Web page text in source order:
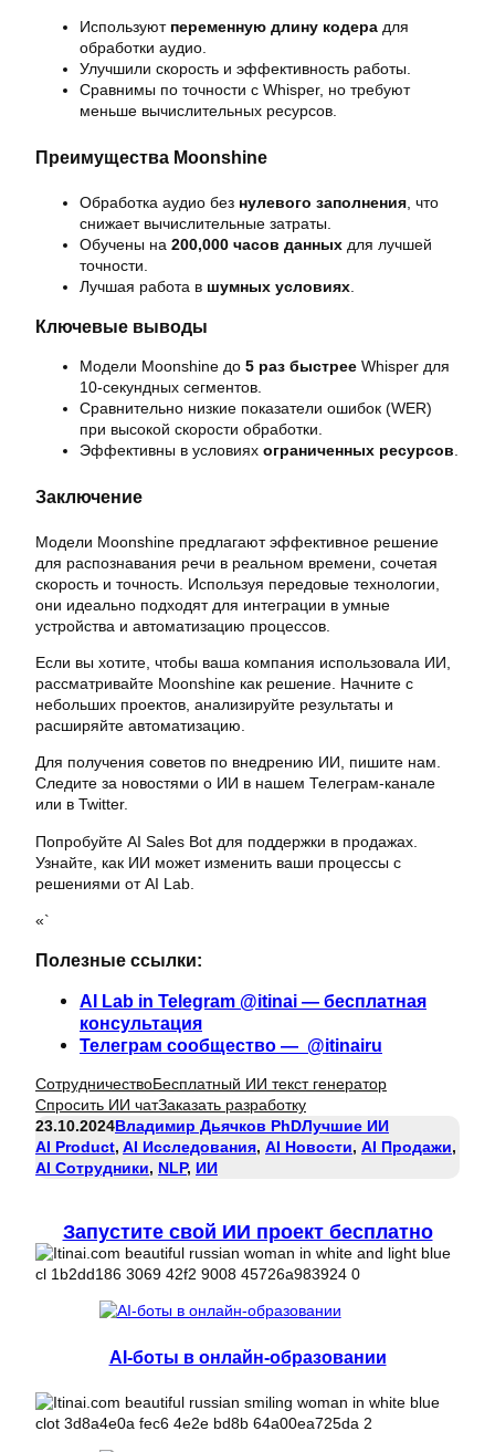
Используют переменную длину кодера для
обработки аудио.
Улучшили скорость и эффективность работы.
Сравнимы по точности с Whisper, но требуют
меньше вычислительных ресурсов.
Преимущества Moonshine
Обработка аудио без нулевого заполнения , что
снижает вычислительные затраты.
Обучены на 200,000 часов данных для лучшей
точности.
Лучшая работа в шумных условиях
Ключевые выводы
Модели Moonshine до 5 раз быстрее Whisper для
10-секундных сегментов.
Сравнительно низкие показатели ошибок (WER)
при высокой скорости обработки.
Эффективны в условиях ограниченных ресурсов
Заключение
Модели Moonshine предлагают эффективное решение
для распознавания речи в реальном времени, сочетая
скорость и точность. Используя передовые технологии,
они идеально подходят для интеграции в умные
устройства и автоматизацию процессов.
Если вы хотите, чтобы ваша компания использовала ИИ,
рассматривайте Moonshine как решение. Начните с
небольших проектов, анализируйте результаты и
расширяйте автоматизацию.
Для получения советов по внедрению ИИ, пишите нам.
Следите за новостями о ИИ в нашем Телеграм-канале
или в Twitter.
Попробуйте AI Sales Bot для поддержки в продажах.
Узнайте, как ИИ может изменить ваши процессы с
решениями от AI Lab.
«`
Полезные ссылки:
AI Lab in Telegram @itinai — бесплатная
консультация
Телеграм сообщество — @itinairu
СотрудничествоБесплатный ИИ текст генератор
Спросить ИИ чатЗаказать разработку
23.10.2024Владимир Дьячков PhDЛучшие ИИ
AI Product, AI Исследования, AI Новости, AI Продажи
AI Сотрудники, NLP, ИИ
Запустите свой ИИ проект бесплатно
AI-боты в онлайн-образовании